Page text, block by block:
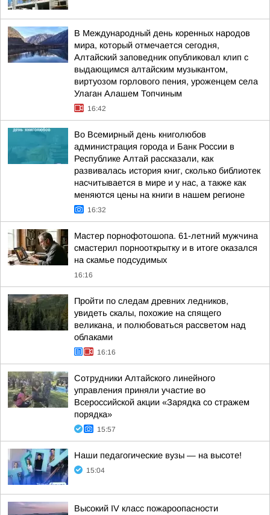
В Международный день коренных народов
мира, который отмечается сегодня,
Алтайский заповедник опубликовал клип с
выдающимся алтайским музыкантом,
виртуозом горлового пения, уроженцем села
Улаган Алашем Топчиным
16:42
Во Всемирный день книголюбов
администрация города и Банк России в
Республике Алтай рассказали, как
развивалась история книг, сколько библиотек
насчитывается в мире и у нас, а также как
меняются цены на книги в нашем регионе
16:32
Мастер порнофотошопа. 61-летний мужчина
смастерил порнооткрытку и в итоге оказался
на скамье подсудимых
16:16
Пройти по следам древних ледников,
увидеть скалы, похожие на спящего
великана, и полюбоваться рассветом над
облаками
16:16
Сотрудники Алтайского линейного
управления приняли участие во
Всероссийской акции «Зарядка со стражем
порядка»
15:57
Наши педагогические вузы — на высоте!
15:04
Высокий IV класс пожароопасности